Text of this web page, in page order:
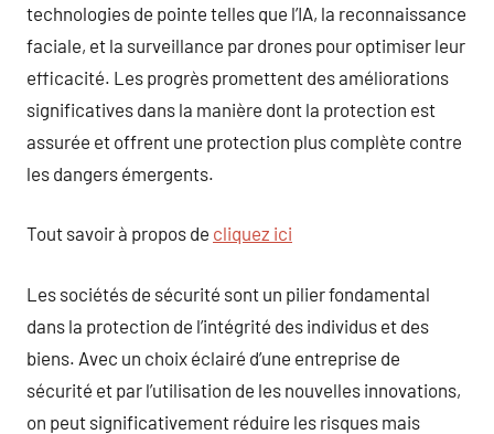
technologies de pointe telles que l’IA, la reconnaissance
faciale, et la surveillance par drones pour optimiser leur
efficacité. Les progrès promettent des améliorations
significatives dans la manière dont la protection est
assurée et offrent une protection plus complète contre
les dangers émergents.
Tout savoir à propos de cliquez ici
Les sociétés de sécurité sont un pilier fondamental
dans la protection de l’intégrité des individus et des
biens. Avec un choix éclairé d’une entreprise de
sécurité et par l’utilisation de les nouvelles innovations,
on peut significativement réduire les risques mais